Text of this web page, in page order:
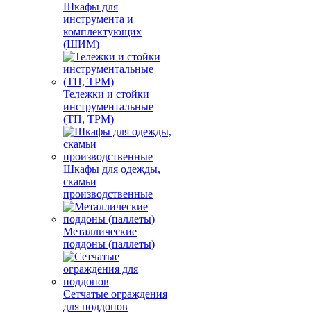
Шкафы для
инструмента и
комплектующих
(ШИМ)
Тележки и стойки
инструментальные
(ТП, ТРМ)
Шкафы для одежды,
скамьи
производственные
Металлические
поддоны (паллеты)
Сетчатые ограждения
для поддонов